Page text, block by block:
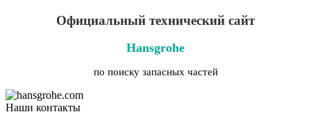
Официальный технический сайт
Hansgrohe
по поиску запасных частей
Наши контакты